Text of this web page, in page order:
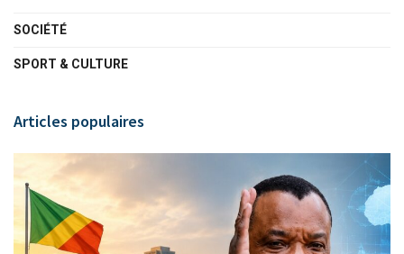
SOCIÉTÉ
SPORT & CULTURE
Articles populaires